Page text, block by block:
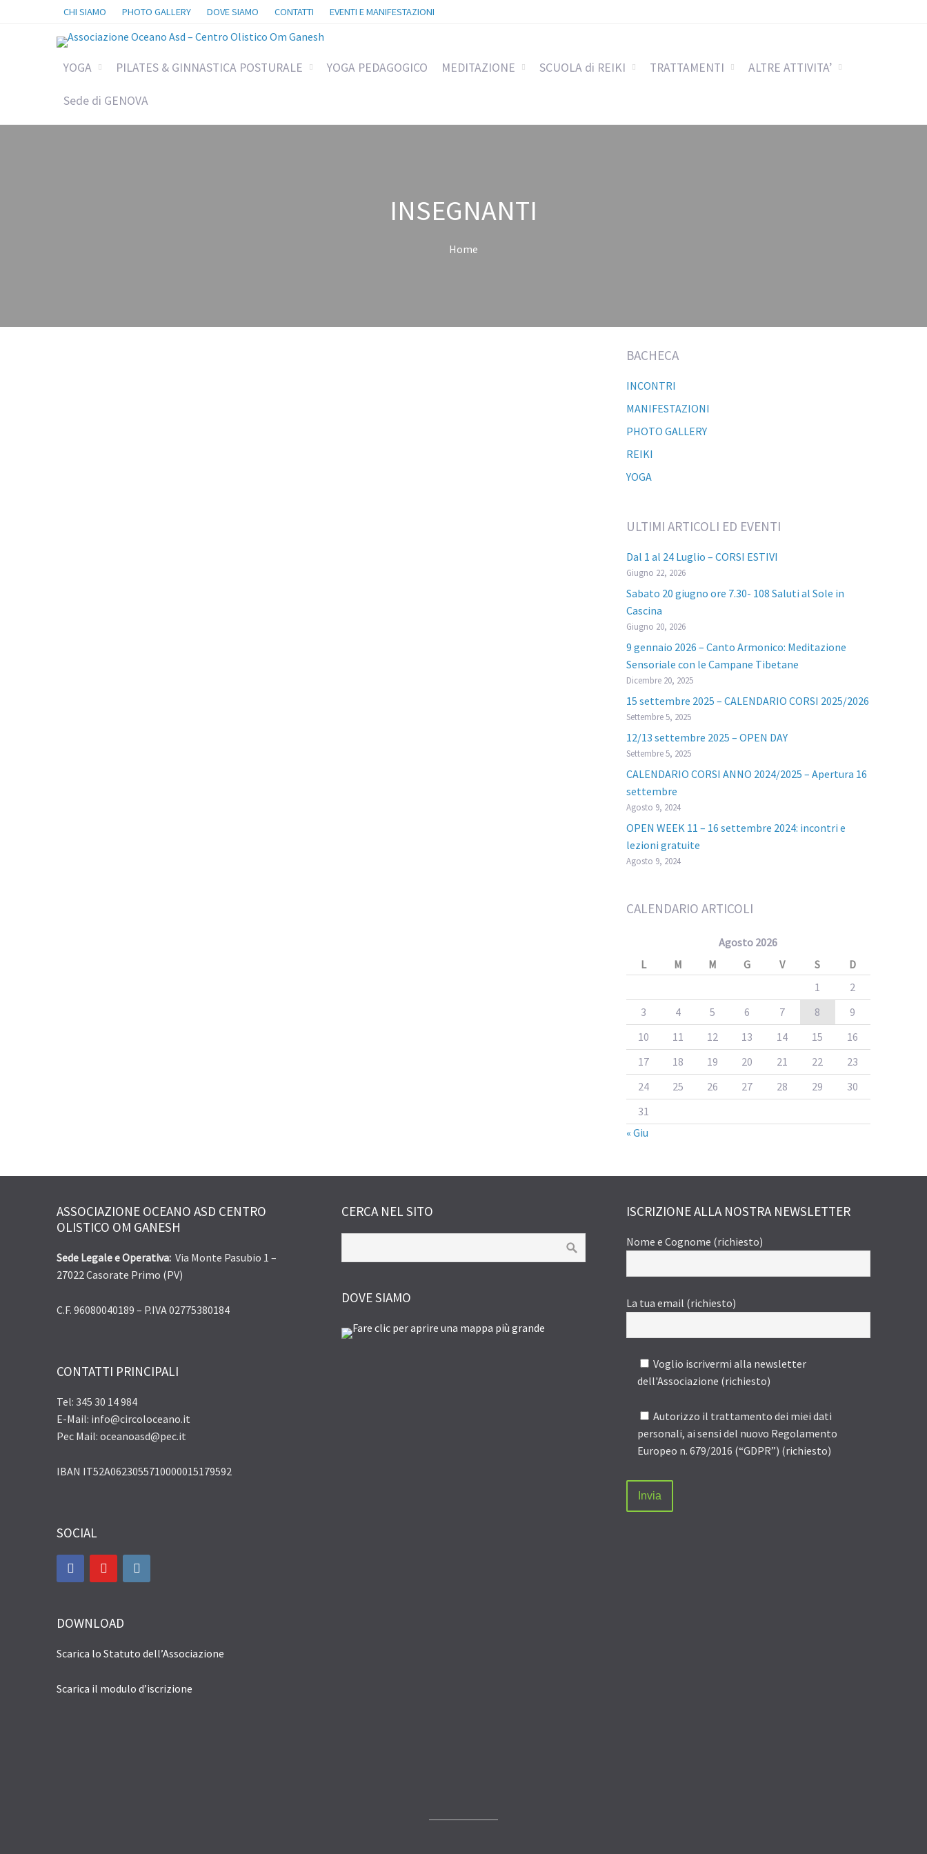
CHI SIAMO PHOTO GALLERY DOVE SIAMO CONTATTI EVENTI E MANIFESTAZIONI
YOGA PILATES & GINNASTICA POSTURALE YOGA PEDAGOGICO MEDITAZIONE SCUOLA di REIKI TRATTAMENTI ALTRE ATTIVITA’
Sede di GENOVA
INSEGNANTI
Home
BACHECA
INCONTRI
MANIFESTAZIONI
PHOTO GALLERY
REIKI
YOGA
ULTIMI ARTICOLI ED EVENTI
Dal 1 al 24 Luglio – CORSI ESTIVI
Giugno 22, 2026
Sabato 20 giugno ore 7.30- 108 Saluti al Sole in
Cascina
Giugno 20, 2026
9 gennaio 2026 – Canto Armonico: Meditazione
Sensoriale con le Campane Tibetane
Dicembre 20, 2025
15 settembre 2025 – CALENDARIO CORSI 2025/2026
Settembre 5, 2025
12/13 settembre 2025 – OPEN DAY
Settembre 5, 2025
CALENDARIO CORSI ANNO 2024/2025 – Apertura 16
settembre
Agosto 9, 2024
OPEN WEEK 11 – 16 settembre 2024: incontri e
lezioni gratuite
Agosto 9, 2024
CALENDARIO ARTICOLI
Agosto 2026
L
M M G V S
D
1
2
3
4 5 6 7 8
9
10
11 12 13 14 15
16
17
18 19 20 21 22
23
24
25 26 27 28 29
30
31
« Giu
ASSOCIAZIONE OCEANO ASD CENTRO
OLISTICO OM GANESH
Sede Legale e Operativa: Via Monte Pasubio 1 –
27022 Casorate Primo (PV)
C.F. 96080040189 – P.IVA 02775380184
CONTATTI PRINCIPALI
Tel: 345 30 14 984
E-Mail: info@circoloceano.it
Pec Mail: oceanoasd@pec.it
IBAN IT52A0623055710000015179592
SOCIAL
DOWNLOAD
Scarica lo Statuto dell’Associazione
Scarica il modulo d’iscrizione
CERCA NEL SITO
DOVE SIAMO
ISCRIZIONE ALLA NOSTRA NEWSLETTER
Nome e Cognome (richiesto)
La tua email (richiesto)
Voglio iscrivermi alla newsletter
dell'Associazione (richiesto)
Autorizzo il trattamento dei miei dati
personali, ai sensi del nuovo Regolamento
Europeo n. 679/2016 (“GDPR”) (richiesto)